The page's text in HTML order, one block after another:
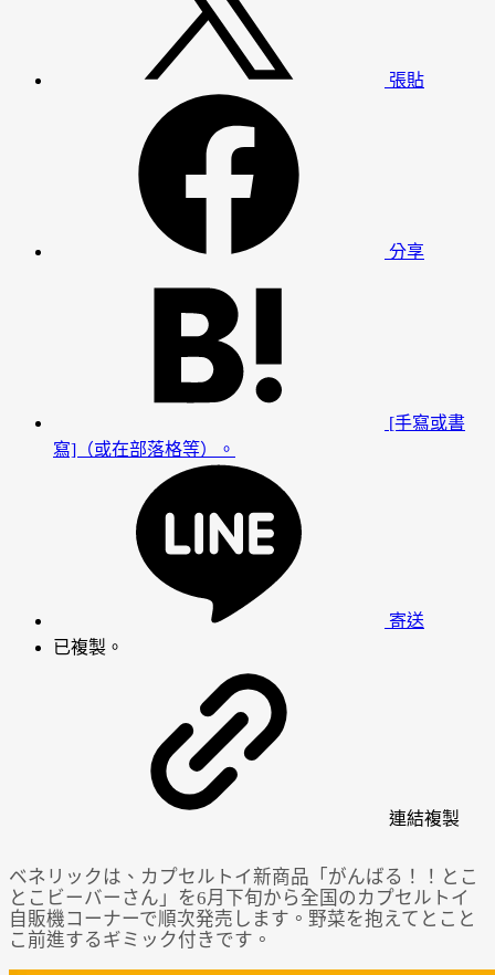
張貼
分享
[手寫或書
寫]（或在部落格等）。
寄送
已複製。
連結複製
ベネリックは、カプセルトイ新商品「がんばる！！とこ
とこビーバーさん」を6月下旬から全国のカプセルトイ
自販機コーナーで順次発売します。野菜を抱えてとこと
こ前進するギミック付きです。